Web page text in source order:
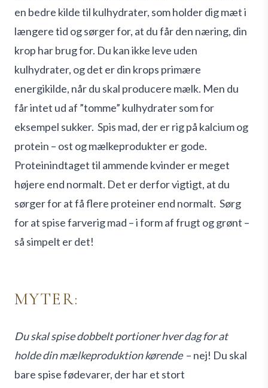
en bedre kilde til kulhydrater, som holder dig mæt i
længere tid og sørger for, at du får den næring, din
krop har brug for. Du kan ikke leve uden
kulhydrater, og det er din krops primære
energikilde, når du skal producere mælk. Men du
får intet ud af ”tomme” kulhydrater som for
eksempel sukker. Spis mad, der er rig på kalcium og
protein – ost og mælkeprodukter er gode.
Proteinindtaget til ammende kvinder er meget
højere end normalt. Det er derfor vigtigt, at du
sørger for at få flere proteiner end normalt. Sørg
for at spise farverig mad – i form af frugt og grønt –
så simpelt er det!
MYTER:
Du skal spise dobbelt portioner hver dag for at
holde din mælkeproduktion kørende – nej! Du skal
bare spise fødevarer, der har et stort